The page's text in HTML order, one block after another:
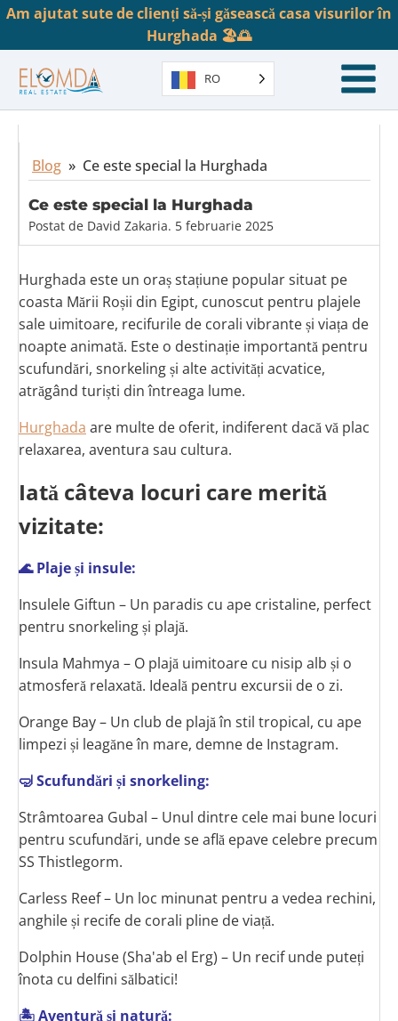
Am ajutat sute de clienți să-și găsească casa visurilor în
Hurghada 🏖️🌅
RO
Blog » Ce este special la Hurghada
Ce este special la Hurghada
Postat de David Zakaria. 5 februarie 2025
Hurghada este un oraș stațiune popular situat pe
coasta Mării Roșii din Egipt, cunoscut pentru plajele
sale uimitoare, recifurile de corali vibrante și viața de
noapte animată. Este o destinație importantă pentru
scufundări, snorkeling și alte activități acvatice,
atrăgând turiști din întreaga lume.
Hurghada are multe de oferit, indiferent dacă vă plac
relaxarea, aventura sau cultura.
Iată câteva locuri care merită
vizitate:
🌊 Plaje și insule:
Insulele Giftun – Un paradis cu ape cristaline, perfect
pentru snorkeling și plajă.
Insula Mahmya – O plajă uimitoare cu nisip alb și o
atmosferă relaxată. Ideală pentru excursii de o zi.
Orange Bay – Un club de plajă în stil tropical, cu ape
limpezi și leagăne în mare, demne de Instagram.
🤿 Scufundări și snorkeling:
Strâmtoarea Gubal – Unul dintre cele mai bune locuri
pentru scufundări, unde se află epave celebre precum
SS Thistlegorm.
Carless Reef – Un loc minunat pentru a vedea rechini,
anghile și recife de corali pline de viață.
Dolphin House (Sha'ab el Erg) – Un recif unde puteți
înota cu delfini sălbatici!
🏝 Aventură și natură: